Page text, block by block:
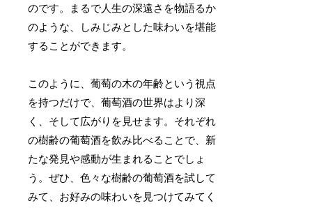
のです。まるで人生の深遠さを物語るか
のような、しみじみとした味わいを堪能
することができます。
このように、葡萄の木の年齢という視点
を持つだけで、葡萄酒の世界はより深
く、そして広がりを見せます。それぞれ
の樹齢の葡萄酒を飲み比べることで、新
たな発見や感動が生まれることでしょ
う。ぜひ、色々な樹齢の葡萄酒を試して
みて、お好みの味わいを見つけてみてく